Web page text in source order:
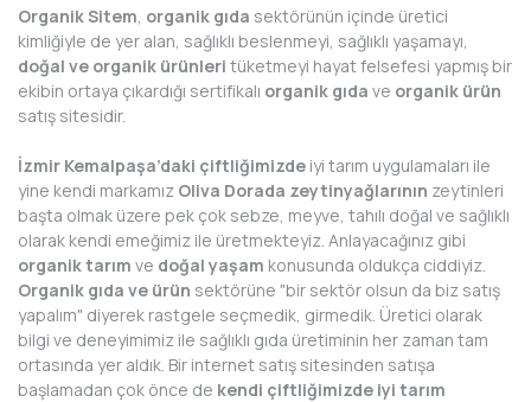
Organik Sitem, organik gıda sektörünün içinde üretici
kimliğiyle de yer alan, sağlıklı beslenmeyi, sağlıklı yaşamayı,
doğal ve organik ürünleri tüketmeyi hayat felsefesi yapmış bir
ekibin ortaya çıkardığı sertifikalı organik gıda ve organik ürün
satış sitesidir.
İzmir Kemalpaşa’daki çiftliğimizde iyi tarım uygulamaları ile
yine kendi markamız Oliva Dorada zeytinyağlarının zeytinleri
başta olmak üzere pek çok sebze, meyve, tahılı doğal ve sağlıklı
olarak kendi emeğimiz ile üretmekteyiz. Anlayacağınız gibi
organik tarım ve doğal yaşam konusunda oldukça ciddiyiz.
Organik gıda ve ürün sektörüne "bir sektör olsun da biz satış
yapalım" diyerek rastgele seçmedik, girmedik. Üretici olarak
bilgi ve deneyimimiz ile sağlıklı gıda üretiminin her zaman tam
ortasında yer aldık. Bir internet satış sitesinden satışa
başlamadan çok önce de kendi çiftliğimizde iyi tarım